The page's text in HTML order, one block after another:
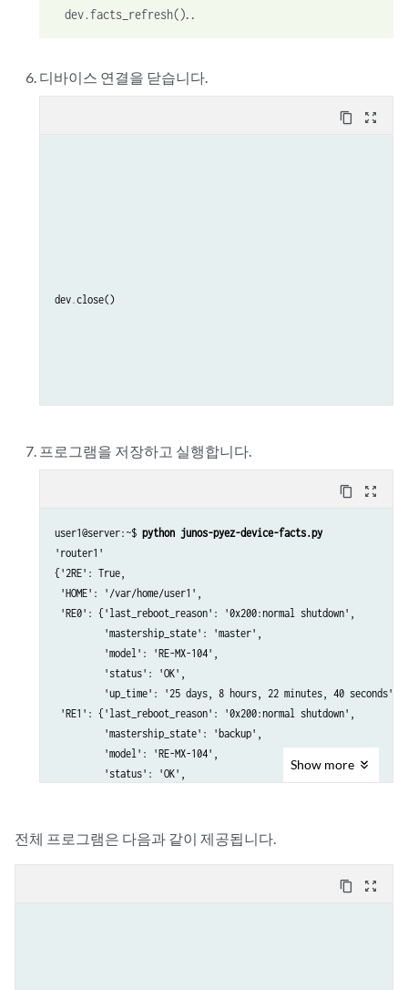
dev.facts_refresh()
디바이스 연결을 닫습니다.
content_copy zoom_out_map
dev.close()
프로그램을 저장하고 실행합니다.
content_copy zoom_out_map
user1@server:~$ python junos-pyez-device-facts.py
'router1'
{'2RE': True,
'HOME': '/var/home/user1',
'RE0': {'last_reboot_reason': '0x200:normal shutdown',
         'mastership_state': 'master',
         'model': 'RE-MX-104',
         'status': 'OK',
         'up_time': '25 days, 8 hours, 22 minutes, 40 seconds'},
'RE1': {'last_reboot_reason': '0x200:normal shutdown',
         'mastership_state': 'backup',
         'model': 'RE-MX-104',
         'status': 'OK',
Show more
전체 프로그램은 다음과 같이 제공됩니다.
content_copy zoom_out_map